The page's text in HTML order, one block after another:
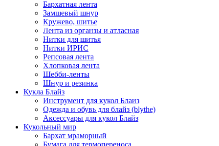
Бархатная лента
Замшевый шнур
Кружево, шитье
Лента из органзы и атласная
Нитки для шитья
Нитки ИРИС
Репсовая лента
Хлопковая лента
Шебби-ленты
Шнур и резинка
Кукла Блайз
Инструмент для кукол Блаиз
Одежда и обувь для блайз (blythe)
Аксессуары для кукол Блайз
Кукольный мир
Бархат мраморный
Бумага для термопереноса